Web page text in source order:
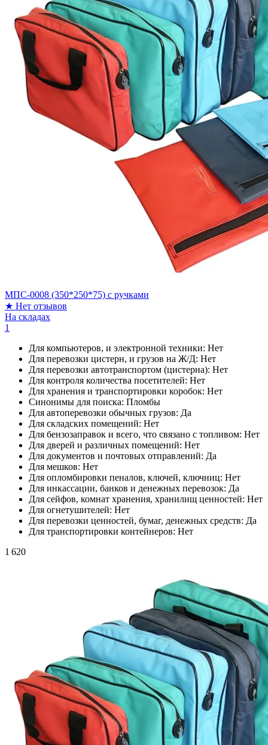
МПС-0008 (350*250*75) с ручками
★ Нет отзывов
На складах
1
Для компьютеров, и электронной техники: Нет
Для перевозки цистерн, и грузов на Ж/Д: Нет
Для перевозки автотранспортом (цистерна): Нет
Для контроля количества посетителей: Нет
Для хранения и транспортировки коробок: Нет
Синонимы для поиска: Пломбы
Для автоперевозки обычных грузов: Да
Для складских помещений: Нет
Для бензозаправок и всего, что связано с топливом: Нет
Для дверей и различных помещений: Нет
Для документов и почтовых отправлений: Да
Для мешков: Нет
Для опломбировки пеналов, ключей, ключниц: Нет
Для инкассации, банков и денежных перевозок: Да
Для сейфов, комнат хранения, хранилищ ценностей: Нет
Для огнетушителей: Нет
Для перевозки ценностей, бумаг, денежных средств: Да
Для транспортировки контейнеров: Нет
1 620